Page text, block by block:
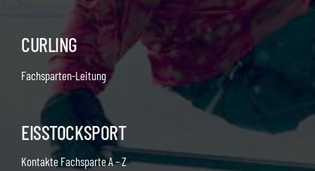
CURLING
Fachsparten-Leitung
EISSTOCKSPORT
Kontakte Fachsparte A – Z